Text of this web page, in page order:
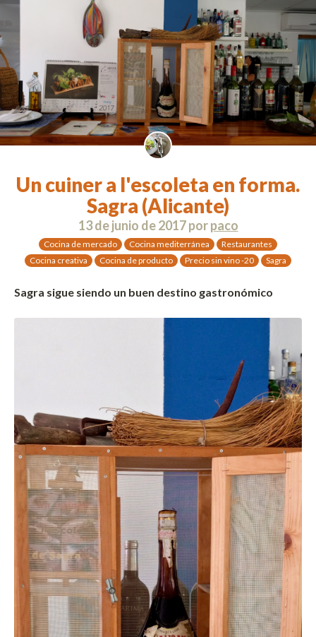
Un cuiner a l'escoleta en forma.
Sagra (Alicante)
13 de junio de 2017porpaco
Cocina de mercado Cocina mediterránea
Restaurantes
Cocina creativa
Cocina de producto Precio sin vino -20 Sagra
Sagra sigue siendo un buen destino gastronómico